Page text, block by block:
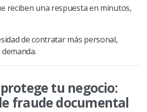
reciben una respuesta en minutos,
de contratar más personal,
tu negocio:
fraude documental